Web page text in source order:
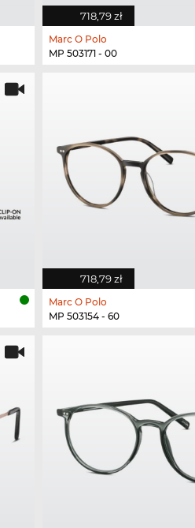
718,79 zł
Marc O Polo
MP 503171 - 00
718,79 zł
Marc O Polo
MP 503154 - 60